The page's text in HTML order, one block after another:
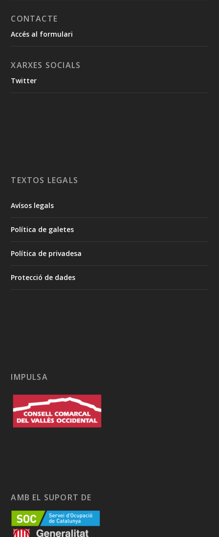
CONTACTE
Accés al formulari
XARXES SOCIALS
Twitter
TEXTOS LEGALS
Avísos legals
Política de galetes
Política de privadesa
Protecció de dades
IMPULSA
AMB EL SUPORT DE